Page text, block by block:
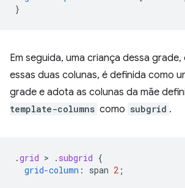
}
Em seguida, uma criança dessa
essas duas colunas, é definida como
grade e adota as colunas da mãe
template-columns como subgrid .
.grid > . subgrid {
grid-column : span 2 ;